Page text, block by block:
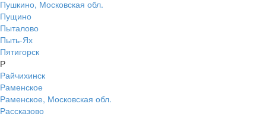
Пушкино, Московская обл.
Пущино
Пыталово
Пыть-Ях
Пятигорск
Р
Райчихинск
Раменское
Раменское, Московская обл.
Рассказово